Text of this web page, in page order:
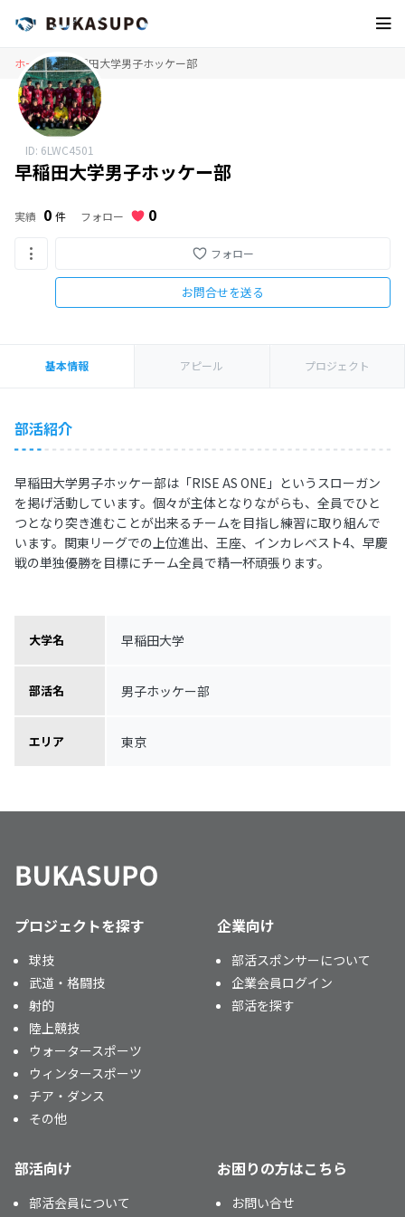
ホーム 早稲田大学男子ホッケー部
ID: 6LWC4501
早稲田大学男子ホッケー部
実績 0 件 フォロー 0
フォロー
お問合せを送る
基本情報 アピール プロジェクト
部活紹介
早稲田大学男子ホッケー部は「RISE AS ONE」というスローガン
を掲げ活動しています。個々が主体となりながらも、全員でひと
つとなり突き進むことが出来るチームを目指し練習に取り組んで
います。関東リーグでの上位進出、王座、インカレベスト4、早慶
戦の単独優勝を目標にチーム全員で精一杯頑張ります。
大学名 早稲田大学
部活名 男子ホッケー部
エリア 東京
プロジェクトを探す
球技
武道・格闘技
射的
陸上競技
ウォータースポーツ
ウィンタースポーツ
チア・ダンス
その他
企業向け
部活スポンサーについて
企業会員ログイン
部活を探す
部活向け
部活会員について
お困りの方はこちら
お問い合せ